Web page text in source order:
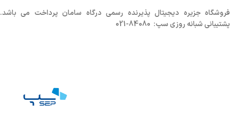
فروشگاهجزیره دیجیتال پذیرنده رسمی درگاه سامان پرداخت می باشد.
پشتیبانی شبانه روزی سپ: 84080-021